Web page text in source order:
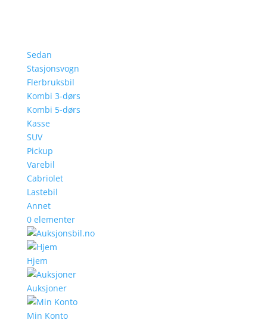
Sedan
Stasjonsvogn
Flerbruksbil
Kombi 3-dørs
Kombi 5-dørs
Kasse
SUV
Pickup
Varebil
Cabriolet
Lastebil
Annet
0 elementer
Hjem
Auksjoner
Min Konto